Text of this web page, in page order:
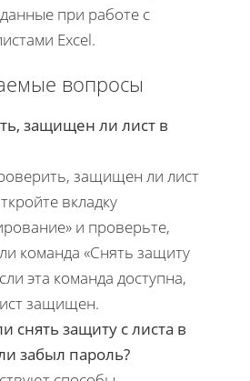
при работе с
Excel.
вопросы
защищен ли лист в
защищен ли лист
вкладку
и проверьте,
команда «Снять защиту
эта команда доступна,
защищен.
снять защиту с листа в
забыл пароль?